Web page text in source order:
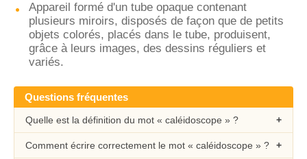
Appareil formé d'un tube opaque contenant
plusieurs miroirs, disposés de façon que de petits
objets colorés, placés dans le tube, produisent,
grâce à leurs images, des dessins réguliers et
variés.
Questions fréquentes
Quelle est la définition du mot « caléidoscope » ?
Comment écrire correctement le mot « caléidoscope » ?